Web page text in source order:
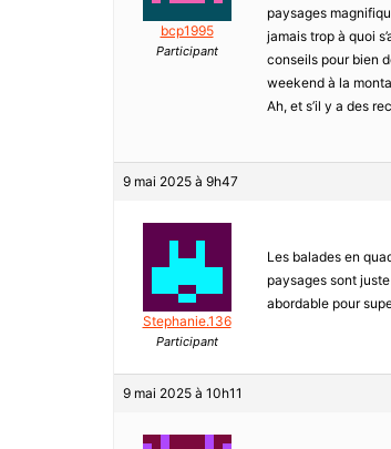
bcp1995
Participant
paysages
jamais trop à quoi
conseils pour bien
weekend à la
Ah, et s’il y a des
9 mai 2025 à 9h47
Stephanie.136
Participant
Les balades en
paysages sont
abordable pour
9 mai 2025 à 10h11